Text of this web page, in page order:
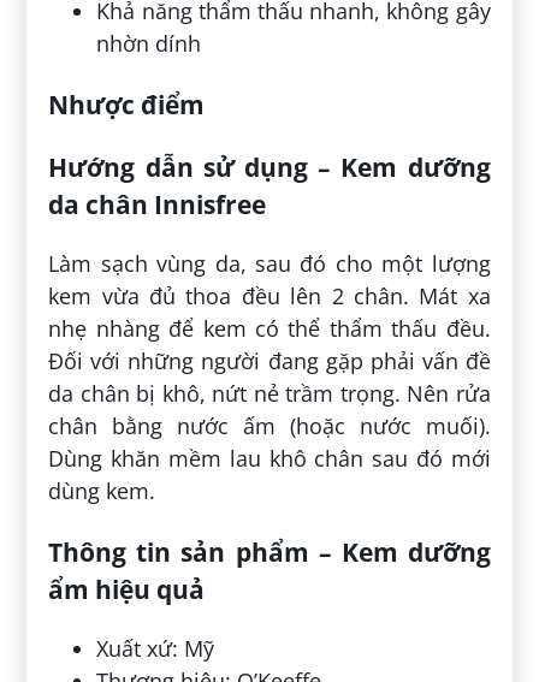
Khả năng thẩm thấu nhanh, không gây
nhờn dính
Nhược điểm
Hướng dẫn sử dụng – Kem dưỡng
da chân Innisfree
Làm sạch vùng da, sau đó cho một lượng
kem vừa đủ thoa đều lên 2 chân. Mát xa
nhẹ nhàng để kem có thể thẩm thấu đều.
Đối với những người đang gặp phải vấn đề
da chân bị khô, nứt nẻ trầm trọng. Nên rửa
chân bằng nước ấm (hoặc nước muối).
Dùng khăn mềm lau khô chân sau đó mới
dùng kem.
Thông tin sản phẩm – Kem dưỡng
ẩm hiệu quả
Xuất xứ: Mỹ